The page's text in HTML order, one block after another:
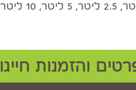
והזמנות חייגו 9611*